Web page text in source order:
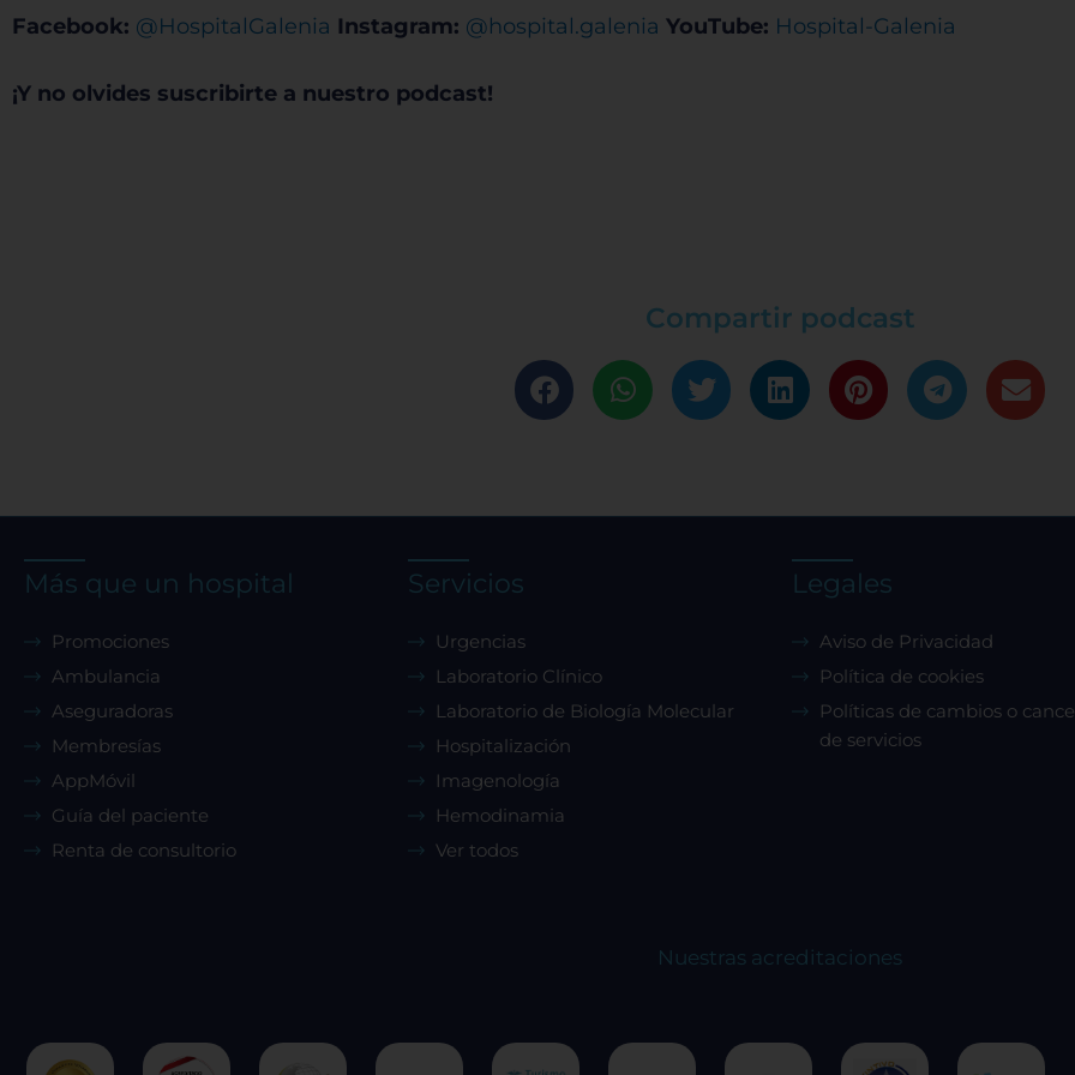
Facebook: @HospitalGalenia Instagram: @hospital.galenia YouTube: Hospital-Galenia
¡Y no olvides suscribirte a nuestro podcast!
Compartir podcast
Más que un hospital
Promociones
Ambulancia
Aseguradoras
Membresías
AppMóvil
Guía del paciente
Renta de consultorio
Servicios
Urgencias
Laboratorio Clínico
Laboratorio de Biología Molecular
Hospitalización
Imagenología
Hemodinamia
Ver todos
Legales
Aviso de Privacidad
Política de cookies
Políticas de cambios o
de servicios
Nuestras acreditaciones